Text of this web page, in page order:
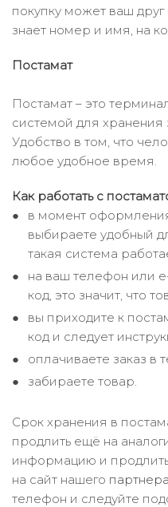
покупку может ваш
знает номер и имя, на
Постамат
Постамат – это
системой для хранения
Удобство в том, что
любое удобное время.
Как работать с
в момент
выбираете удобный
такая система
на ваш телефон или
код, это значит, что
вы приходите к
код и следует
оплачиваете заказ в
забираете товар.
Срок хранения в
продлить ещё на
информацию и
на сайт нашего партнера
телефон и следуйте